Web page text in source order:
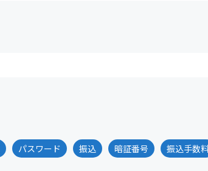
パスワード 振込 暗証番号 振込手数